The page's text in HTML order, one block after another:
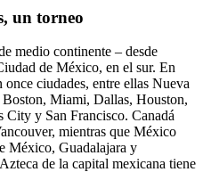
un torneo
medio continente – desde
de México, en el sur. En
ciudades, entre ellas Nueva
Miami, Dallas, Houston,
City y San Francisco. Canadá
mientras que México
México, Guadalajara y
de la capital mexicana tiene